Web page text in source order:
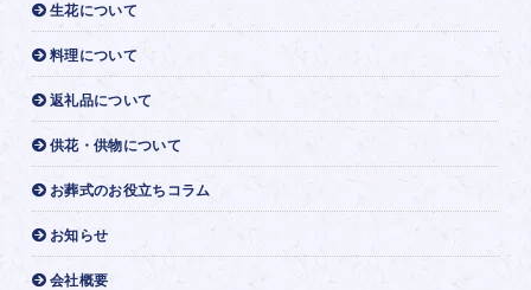
生花について
料理について
返礼品について
供花・供物について
お葬式のお役立ちコラム
お知らせ
会社概要